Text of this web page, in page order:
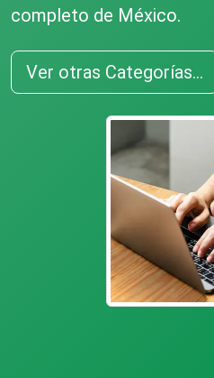
completo de México.
Ver otras Categorías...